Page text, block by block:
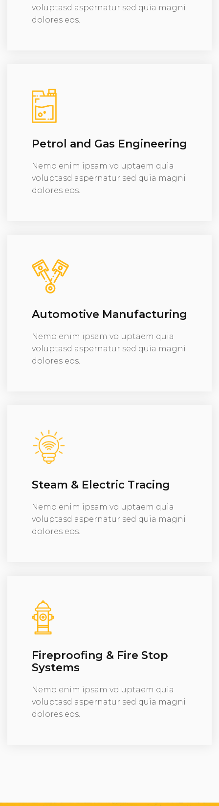
voluptasd aspernatur sed quia magni
dolores eos.
Petrol and Gas Engineering
Nemo enim ipsam voluptaem quia
voluptasd aspernatur sed quia magni
dolores eos.
Automotive Manufacturing
Nemo enim ipsam voluptaem quia
voluptasd aspernatur sed quia magni
dolores eos.
Steam & Electric Tracing
Nemo enim ipsam voluptaem quia
voluptasd aspernatur sed quia magni
dolores eos.
Fireproofing & Fire Stop
Systems
Nemo enim ipsam voluptaem quia
voluptasd aspernatur sed quia magni
dolores eos.